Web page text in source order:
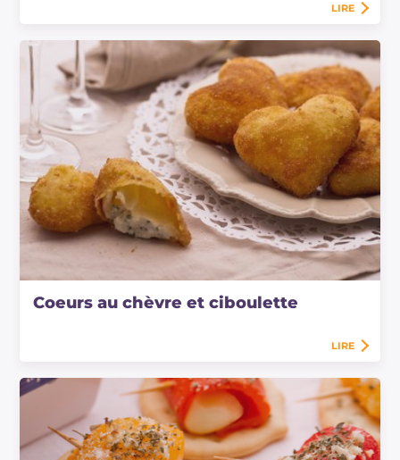
LIRE
Coeurs au chèvre et ciboulette
LIRE